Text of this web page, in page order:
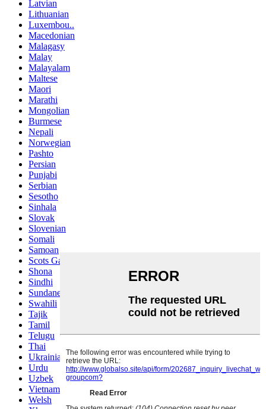
Latvian
Lithuanian
Luxembou..
Macedonian
Malagasy
Malay
Malayalam
Maltese
Maori
Marathi
Mongolian
Burmese
Nepali
Norwegian
Pashto
Persian
Punjabi
Serbian
Sesotho
Sinhala
Slovak
Slovenian
Somali
Samoan
Scots Gaelic
Shona
Sindhi
Sundanese
Swahili
Tajik
Tamil
Telugu
Thai
Ukrainian
Urdu
Uzbek
Vietnamese
Welsh